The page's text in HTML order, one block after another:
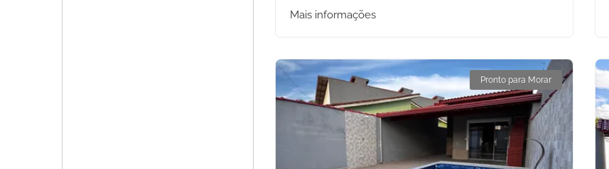
Mais informações
Pronto para Morar